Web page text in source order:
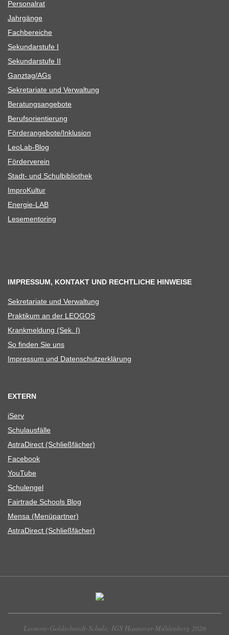
Per­so­nal­rat
Jahr­gänge
Fach­be­rei­che
Sekun­dar­stufe I
Sekun­dar­stufe II
Ganztag/​​AGs
Sekre­ta­riate und Verwaltung
Bera­tungs­an­ge­bote
Berufs­ori­en­tie­rung
Förderangebote/​​Inklusion
Leo­Lab-Blog
För­der­ver­ein
Stadt- und Schulbibliothek
Impro­Kul­tur
Ener­­gie-LAB
Lese­men­to­ring
IMPRESSUM, KONTAKT UND RECHTLICHE HINWEISE
Sekre­ta­riate und Verwaltung
Prak­ti­kum an der LEOGOS
Krank­mel­dung (Sek. I)
So fin­den Sie uns
Impres­sum und Datenschutzerklärung
EXTERN
iServ
Schul­aus­fälle
Astra­Di­rect (Schließ­fä­cher)
Face­book
You­Tube
Schul­en­gel
Fair­trade Schools Blog
Mensa (Menü­part­ner)
Astra­Di­rect (Schließ­fä­cher)
Leonore-Goldschmidt-Schule, IGS Hannover-Mühlenberg 2026